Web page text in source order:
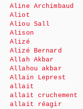
Aline Archimbaud
Aliot
Aliou Sall
Alison
Alizé
Alizé Bernard
Allah Akbar
Allahou akbar
Allain Leprest
allait
allait cruchement
allait réagir